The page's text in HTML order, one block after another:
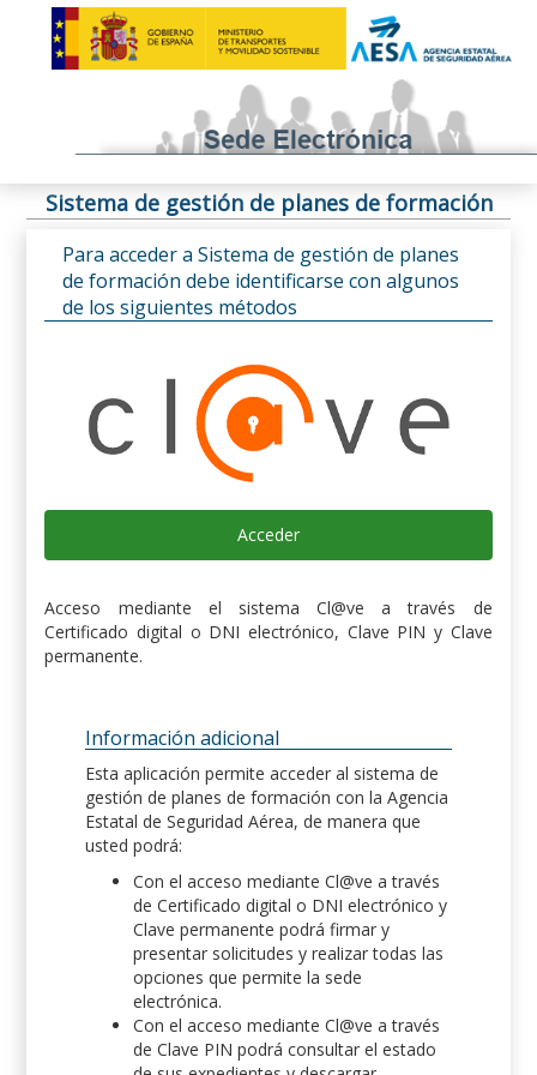
Sistema de gestión de planes de formación
Para acceder a Sistema de gestión de planes
de formación debe identificarse con algunos
de los siguientes métodos
Acceder
Acceso mediante el sistema Cl@ve a través de
Certificado digital o DNI electrónico, Clave PIN y Clave
permanente.
Información adicional
Esta aplicación permite acceder al sistema de
gestión de planes de formación con la Agencia
Estatal de Seguridad Aérea, de manera que
usted podrá:
Con el acceso mediante Cl@ve a través
de Certificado digital o DNI electrónico y
Clave permanente podrá firmar y
presentar solicitudes y realizar todas las
opciones que permite la sede
electrónica.
Con el acceso mediante Cl@ve a través
de Clave PIN podrá consultar el estado